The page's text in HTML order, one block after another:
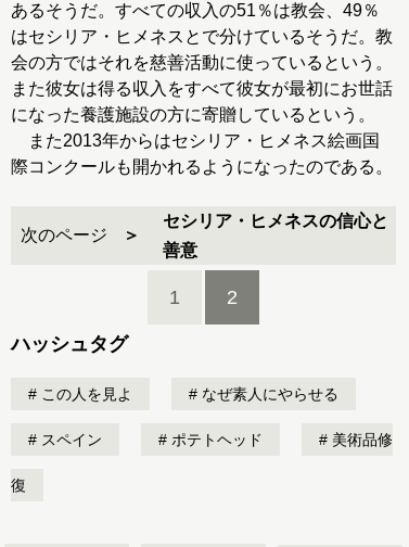
あるそうだ。すべての収入の51％は教会、49％
はセシリア・ヒメネスとで分けているそうだ。教
会の方ではそれを慈善活動に使っているという。
また彼女は得る収入をすべて彼女が最初にお世話
になった養護施設の方に寄贈しているという。
また2013年からはセシリア・ヒメネス絵画国
際コンクールも開かれるようになったのである。
次のページ
セシリア・ヒメネスの信心と
善意
1 2
ハッシュタグ
この人を見よ なぜ素人にやらせる
スペイン ポテトヘッド 美術品修
復